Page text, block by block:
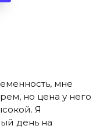
мне
но цена у него
Я
день на